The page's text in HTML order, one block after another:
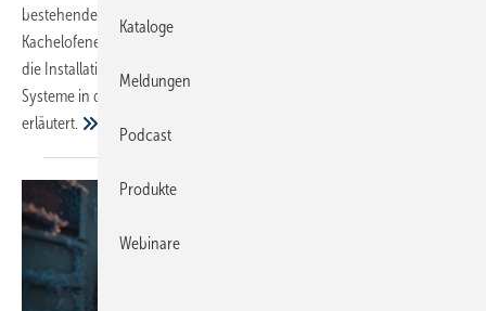
bestehenden Ölkesselanlage, den Einbau eines wassergeführten
Kachelofeneinsatzes und einer Luft/Wasser-Wärmepumpe sowie
die Installation der Speichertechnik. Zudem wird die Integration der
Systeme in die vorhandene PV-Anlage einschließlich Batteriespeicher
erläutert.
Kataloge
Meldungen
Podcast
Produkte
Webinare